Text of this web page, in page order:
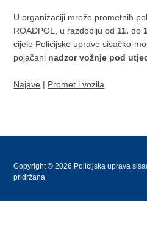
U organizaciji mreže prometnih
ROADPOL, u razdoblju od 11.do
cijele Policijske uprave sisačko-
pojačani nadzor vožnje pod
Najave | Promet i vozila
Copyright © 2026 Policijska uprava
pridržana